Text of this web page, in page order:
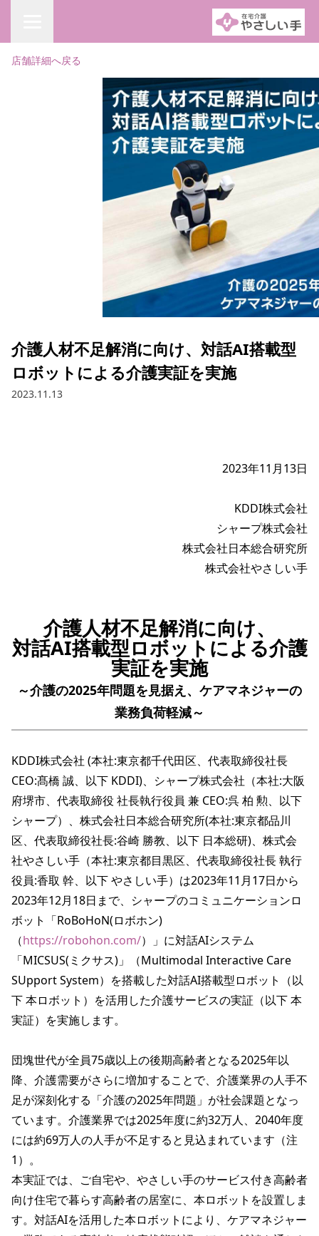
店舗詳細へ戻る
介護人材不足解消に向け、対話AI搭載型
ロボットによる介護実証を実施
2023.11.13
2023年11月13日
KDDI株式会社
シャープ株式会社
株式会社日本総合研究所
介護人材不足解消に向け、
対話AI搭載型ロボットによる介護
実証を実施
～介護の2025年問題を見据え、ケアマネジャーの
業務負荷軽減～
KDDI株式会社 (本社:東京都千代田区、代表取締役社長
CEO:髙橋 誠、以下 KDDI)、シャープ株式会社（本社:大阪
府堺市、代表取締役 社長執行役員 兼 CEO:呉 柏 勲、以下
シャープ）、株式会社日本総合研究所(本社:東京都品川
区、代表取締役社長:谷崎 勝教、以下 日本総研)、株式会
社やさしい手（本社:東京都目黒区、代表取締役社長 執行
役員:香取 幹、以下 やさしい手）は2023年11月17日から
2023年12月18日まで、シャープのコミュニケーションロ
ボット「RoBoHoN(ロボホン)
（https://robohon.com/）」に対話AIシステム
「MICSUS(ミクサス)」（Multimodal Interactive Care
SUpport System）を搭載した対話AI搭載型ロボット（以
下 本ロボット）を活用した介護サービスの実証（以下 本
実証）を実施します。
団塊世代が全員75歳以上の後期高齢者となる2025年以
降、介護需要がさらに増加することで、介護業界の人手不
足が深刻化する「介護の2025年問題」が社会課題となっ
ています。介護業界では2025年度に約32万人、2040年度
には約69万人の人手が不足すると見込まれています（注
1）。
本実証では、ご自宅や、やさしい手のサービス付き高齢者
向け住宅で暮らす高齢者の居室に、本ロボットを設置しま
す。対話AIを活用した本ロボットにより、ケアマネジャー